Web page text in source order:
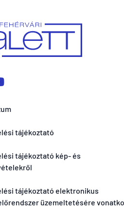
tájékoztató
tájékoztató kép- és
tájékoztató elektronikus
üzemeltetésére